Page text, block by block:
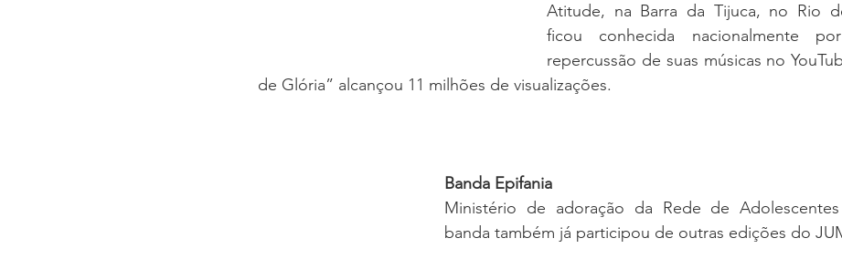
Atitude, na Barra da Tijuca, no Rio
ficou conhecida nacionalmente
repercussão de suas músicas no
de Glória” alcançou 11 milhões de visualizações.
Banda Epifania
Ministério de adoração da Rede de
banda também já participou de outras edições do